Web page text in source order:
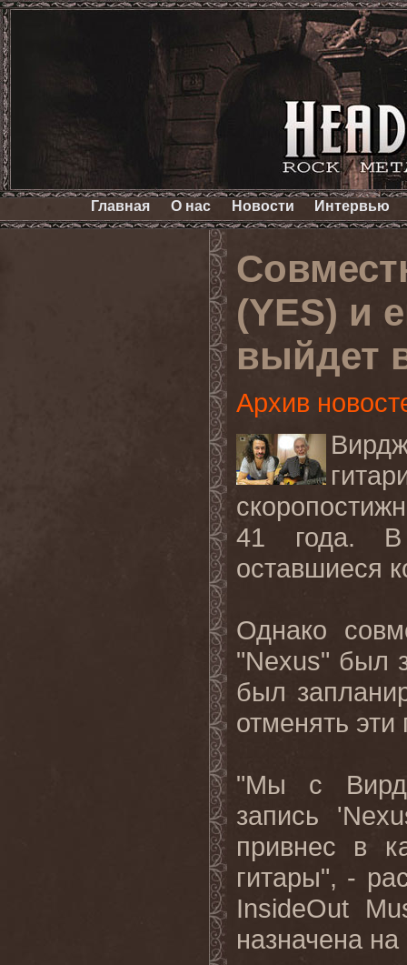
Главная О нас Новости Интервью
(YES) и
выйдет
Архив
41 года. В
оставшиеся
Однако
"Nexus" был
был
отменять
"Мы с
запись '
привнес в
гитары", -
InsideOut
назначена